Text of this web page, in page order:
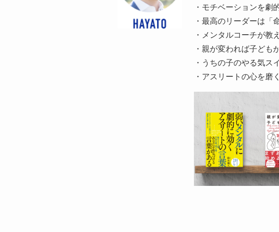
・モチベーションを劇
・最高のリーダーは「
・メンタルコーチが教
・親が変われば子ども
・うちの子のやる気ス
・アスリートの心を